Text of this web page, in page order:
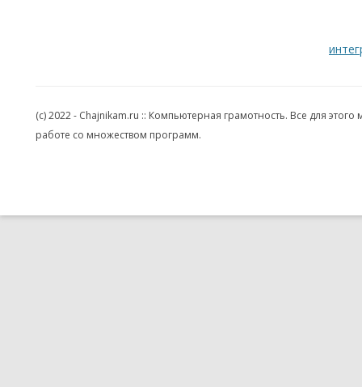
(c) 2022 - Chajnikam.ru :: Компьютерная грамотность. Все для
работе со множеством программ.